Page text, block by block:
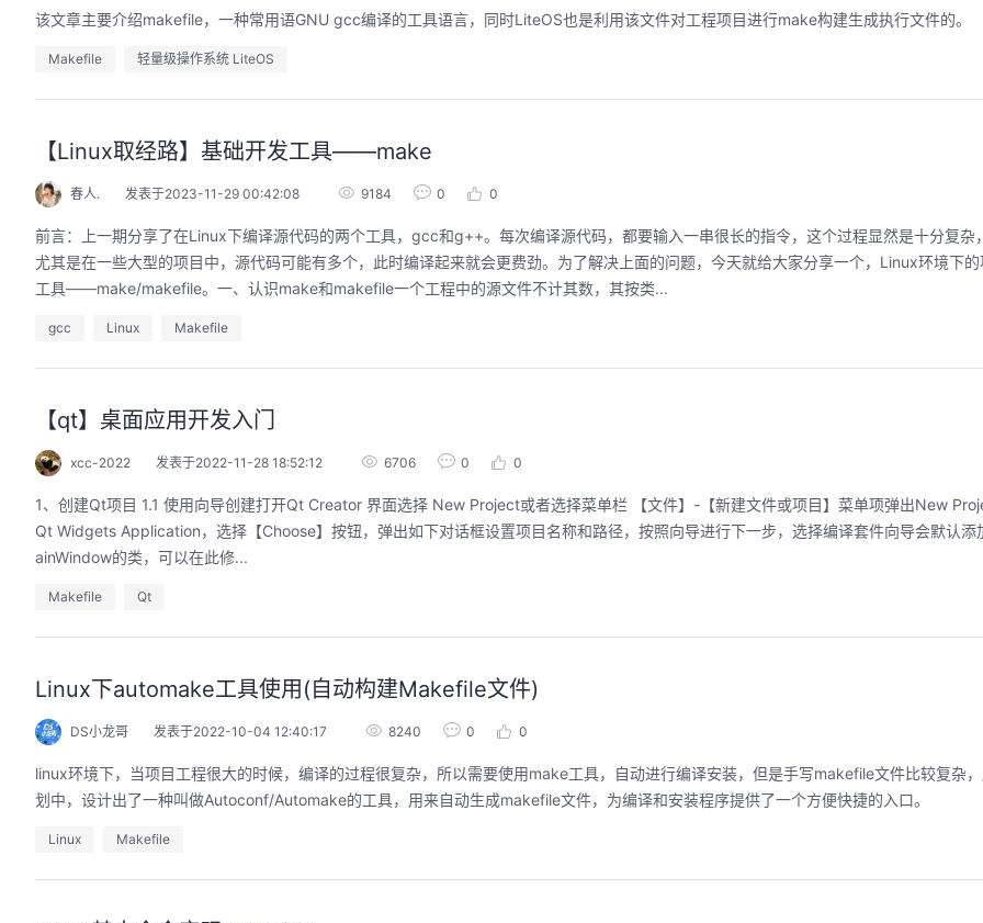
该文章主要介绍makefile，一种常用语GNU gcc编译的工具语言，同时LiteOS也是利用该文件对工程项目进行make构建生成执行文件的。
Makefile 轻量级操作系统 LiteOS
【Linux取经路】基础开发工具——make
春人. 发表于2023-11-29 00:42:08 9184 0 0
前言：上一期分享了在Linux下编译源代码的两个工具，gcc和g++。每次编译源代码，都要输入一串很长的指令，这个过程显然是十分复杂
尤其是在一些大型的项目中，源代码可能有多个，此时编译起来就会更费劲。为了解决上面的问题，今天就给大家分享一个，Linux环境下
工具——make/makefile。一、认识make和makefile一个工程中的源文件不计其数，其按类...
gcc Linux Makefile
【qt】桌面应用开发入门
xcc-2022 发表于2022-11-28 18:52:12 6706 0 0
1、创建Qt项目 1.1 使用向导创建打开Qt Creator 界面选择 New Project或者选择菜单栏 【文件】-【新建文件或项目】菜单项弹出New Project对话框，选择
Qt Widgets Application，选择【Choose】按钮，弹出如下对话框设置项目名称和路径，按照向导进行下一步，选择编译套件向导会默认添
ainWindow的类，可以在此修...
Makefile Qt
Linux下automake工具使用(自动构建Makefile文件)
DS小龙哥 发表于2022-10-04 12:40:17 8240 0 0
linux环境下，当项目工程很大的时候，编译的过程很复杂，所以需要使用make工具，自动进行编译安装，但是手写makefile文件比较复杂
划中，设计出了一种叫做Autoconf/Automake的工具，用来自动生成makefile文件，为编译和安装程序提供了一个方便快捷的入口。
Linux Makefile
、有产出、能带走、可炫
kill市场安装专家技能，带你零距离体验从需
程。从零构建并交付一个完整项目，让您体验
回顾中
本体R2C小时级接入、环境重建与轨迹生成仿
回顾中
程，只教用AI · 零代码、
回顾中